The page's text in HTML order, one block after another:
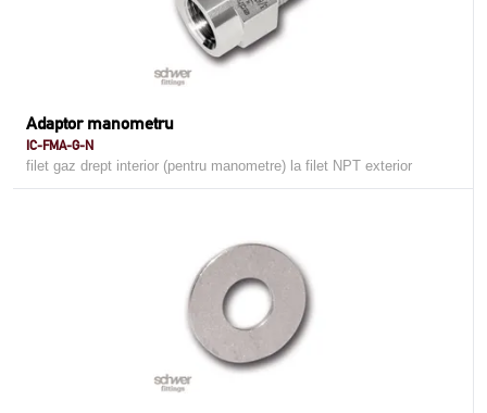
Adaptor manometru
IC-FMA-G-N
filet gaz drept interior (pentru manometre) la filet NPT exterior